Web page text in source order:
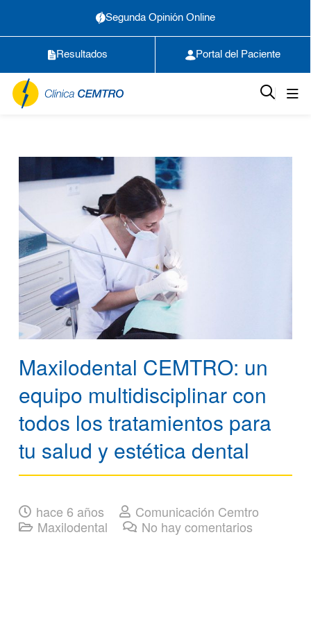
Segunda Opinión Online
Resultados Portal del Paciente
Maxilodental CEMTRO: un
equipo multidisciplinar con
todos los tratamientos para
tu salud y estética dental
hace 6 años
Comunicación Cemtro
Maxilodental
No hay comentarios